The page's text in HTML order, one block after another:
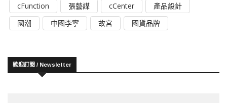
cFunction
張藝謀 cCenter
產品設計
國潮
中國李寧 故宮 國貨品牌
歡迎訂閱 / Newsletter